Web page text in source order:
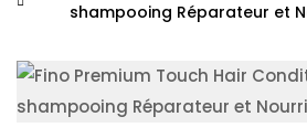
shampooing Réparateur et